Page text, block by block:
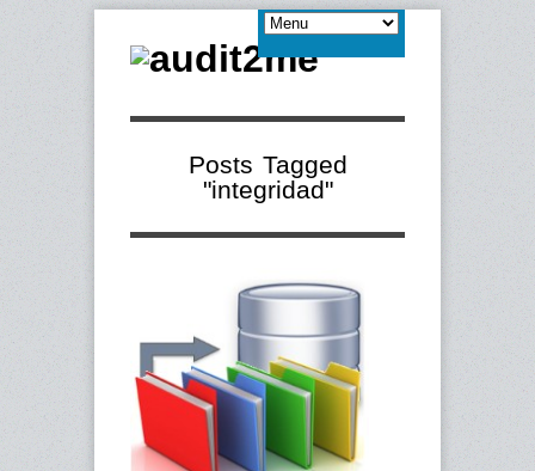
Posts Tagged
"integridad"